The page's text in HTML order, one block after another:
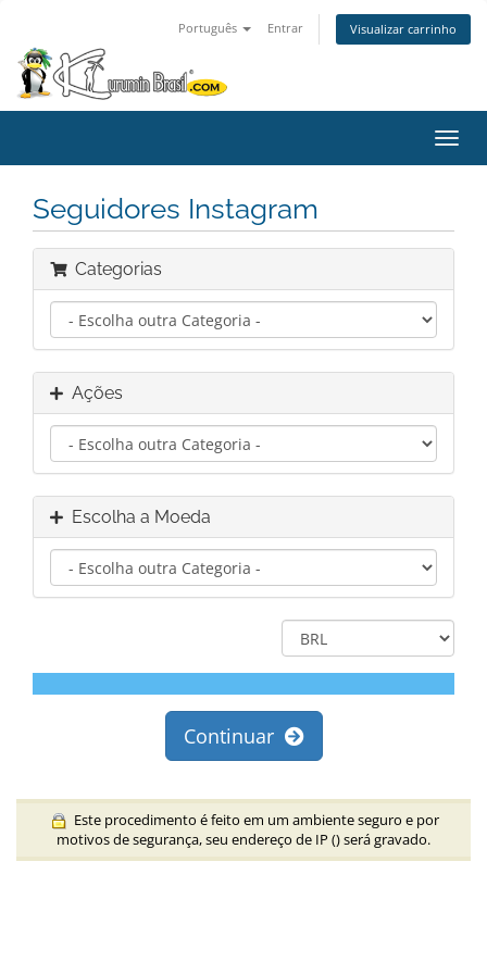
Português Entrar Visualizar carrinho
Seguidores Instagram
Categorias
Ações
Escolha a Moeda
Continuar
Este procedimento é feito em um ambiente seguro e por
motivos de segurança, seu endereço de IP () será gravado.